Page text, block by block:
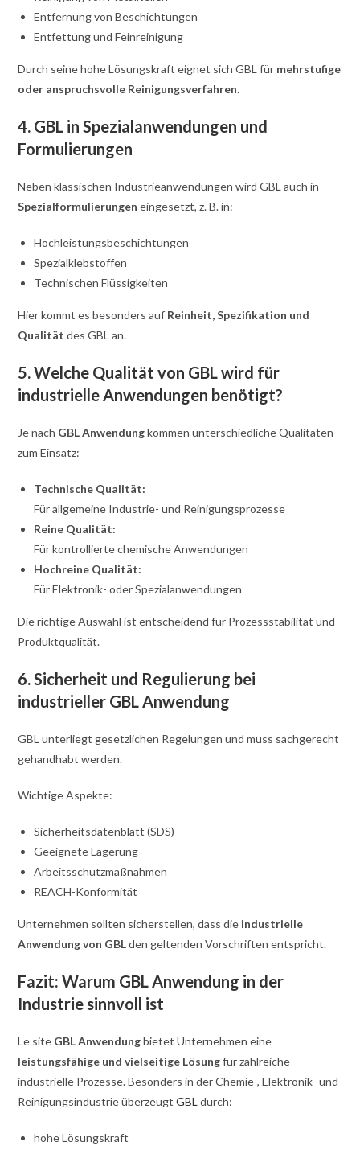
Entfernung von Beschichtungen
Entfettung und Feinreinigung
Durch seine hohe Lösungskraft eignet sich GBL für mehrstufige
oder anspruchsvolle Reinigungsverfahren.
4. GBL in Spezialanwendungen und
Formulierungen
Neben klassischen Industrieanwendungen wird GBL auch in
Spezialformulierungen eingesetzt, z. B. in:
Hochleistungsbeschichtungen
Spezialklebstoffen
Technischen Flüssigkeiten
Hier kommt es besonders auf Reinheit, Spezifikation und
Qualität des GBL an.
5. Welche Qualität von GBL wird für
industrielle Anwendungen benötigt?
Je nach GBL Anwendungkommen unterschiedliche Qualitäten
zum Einsatz:
Technische Qualität:
Für allgemeine Industrie- und Reinigungsprozesse
Reine Qualität:
Für kontrollierte chemische Anwendungen
Hochreine Qualität:
Für Elektronik- oder Spezialanwendungen
Die richtige Auswahl ist entscheidend für Prozessstabilität und
Produktqualität.
6. Sicherheit und Regulierung bei
industrieller GBL Anwendung
GBL unterliegt gesetzlichen Regelungen und muss sachgerecht
gehandhabt werden.
Wichtige Aspekte:
Sicherheitsdatenblatt (SDS)
Geeignete Lagerung
Arbeitsschutzmaßnahmen
REACH-Konformität
Unternehmen sollten sicherstellen, dass die industrielle
Anwendung von GBLden geltenden Vorschriften entspricht.
Fazit: Warum GBL Anwendung in der
Industrie sinnvoll ist
Le site GBL Anwendungbietet Unternehmen eine
leistungsfähige und vielseitige Lösungfür zahlreiche
industrielle Prozesse. Besonders in der Chemie-, Elektronik- und
Reinigungsindustrie überzeugtGBLdurch:
hohe Lösungskraft